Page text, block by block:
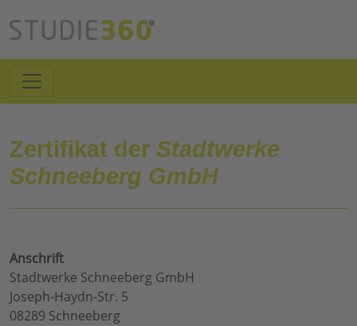
Zertifikat der Stadtwerke
Schneeberg GmbH
Anschrift
Stadtwerke Schneeberg GmbH
Joseph-Haydn-Str. 5
08289 Schneeberg